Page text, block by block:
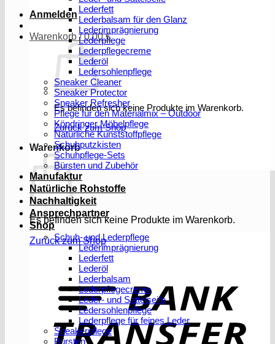
Anmelden
Warenkorb /0,00€
Es befinden sich keine Produkte im Warenkorb.
Zurück zum Shop
Warenkorb
Es befinden sich keine Produkte im Warenkorb.
Zurück zum Shop
Lederfett
Lederbalsam für den Glanz
Lederimprägnierung
Lederpflege
Lederpflegecreme
Lederöl
Ledersohlenpflege
Sneaker Cleaner
Sneaker Protector
Sneaker Refresher
Pflege für den Materialmix – Outdoor
Köndringer Möbelpflege
Natürliche Kunststoffpflege
Schuhputzkisten
Schuhpflege-Sets
Bürsten und Zubehör
Manufaktur
Natürliche Rohstoffe
Nachhaltigkeit
Ansprechpartner
Shop
Schuh- und Lederpflege
Lederimprägnierung
Lederfett
Lederöl
Lederbalsam
Lederpflegecreme
Leder- und Sattelseife
Ledersohlenpflege
Lederpflege für feines Leder
Sneakerpflege
Bürsten